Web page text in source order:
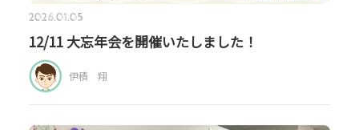
2026.01.05
12/11 大忘年会を開催いたしました！
伊積 翔